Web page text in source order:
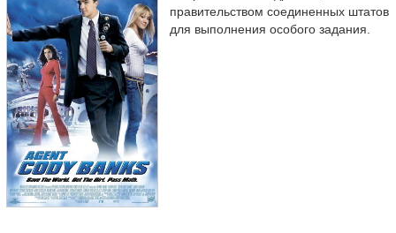
правительством соединенных штатов
для выполнения особого задания.